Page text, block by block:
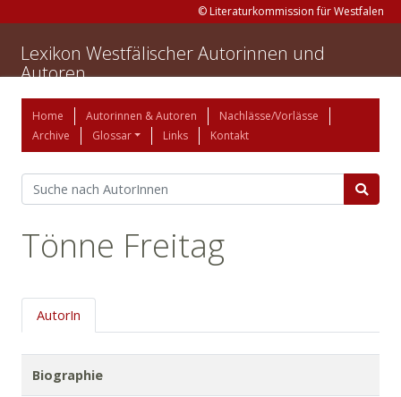
© Literaturkommission für Westfalen
Lexikon Westfälischer Autorinnen und
Autoren
Home Autorinnen & Autoren
Nachlässe/Vorlässe
Archive
Glossar Links Kontakt
Tönne Freitag
AutorIn
Biographie